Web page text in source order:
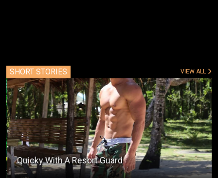
SHORT STORIES VIEW ALL
Quicky With A Resort Guard